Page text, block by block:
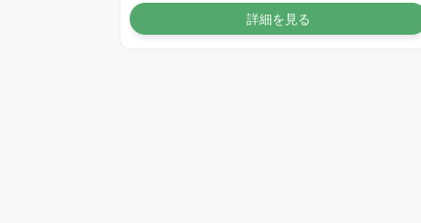
詳細を見る